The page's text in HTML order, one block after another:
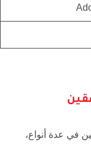
في عدة أنواع،